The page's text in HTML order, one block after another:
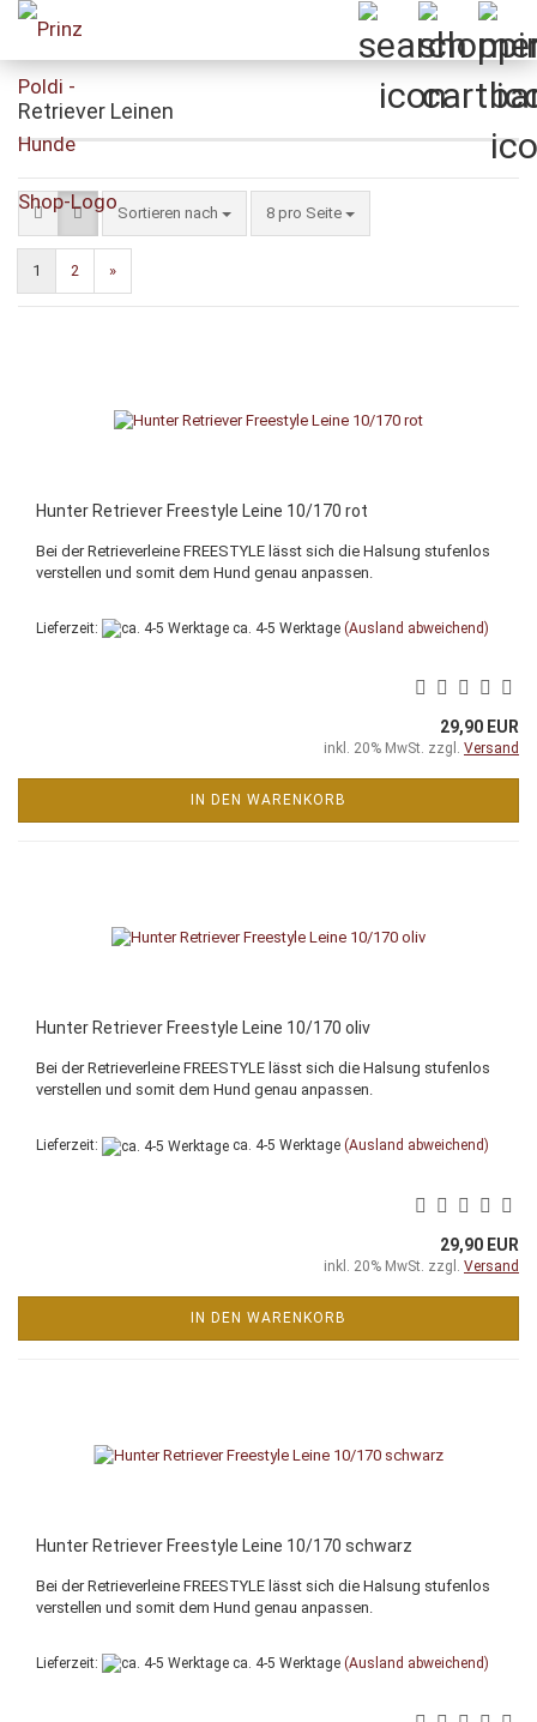
Retriever Leinen
Sortieren nach
Sortieren nach 8 pro Seite
pro Seite
1 2 »
Hunter Retriever Freestyle Leine 10/170 rot
Bei der Retrieverleine FREESTYLE lässt sich die Halsung stufenlos
verstellen und somit dem Hund genau anpassen.
Lieferzeit: ca. 4-5 Werktage (Ausland abweichend)
29,90 EUR
inkl. 20% MwSt. zzgl. Versand
IN DEN WARENKORB
Hunter Retriever Freestyle Leine 10/170 oliv
Bei der Retrieverleine FREESTYLE lässt sich die Halsung stufenlos
verstellen und somit dem Hund genau anpassen.
Lieferzeit: ca. 4-5 Werktage (Ausland abweichend)
29,90 EUR
inkl. 20% MwSt. zzgl. Versand
IN DEN WARENKORB
Hunter Retriever Freestyle Leine 10/170 schwarz
Bei der Retrieverleine FREESTYLE lässt sich die Halsung stufenlos
verstellen und somit dem Hund genau anpassen.
Lieferzeit: ca. 4-5 Werktage (Ausland abweichend)